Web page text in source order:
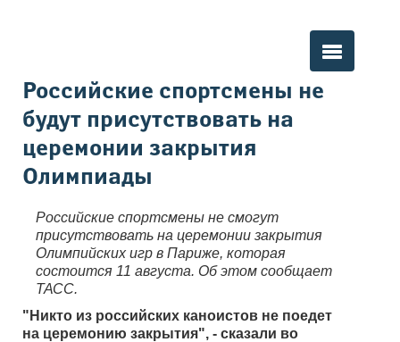
Вы здесь
Российские спортсмены не
будут присутствовать на
церемонии закрытия
Олимпиады
Российские спортсмены не смогут
присутствовать на церемонии закрытия
Олимпийских игр в Париже, которая
состоится 11 августа. Об этом сообщает
ТАСС.
"Никто из российских каноистов не поедет
на церемонию закрытия", - сказали во